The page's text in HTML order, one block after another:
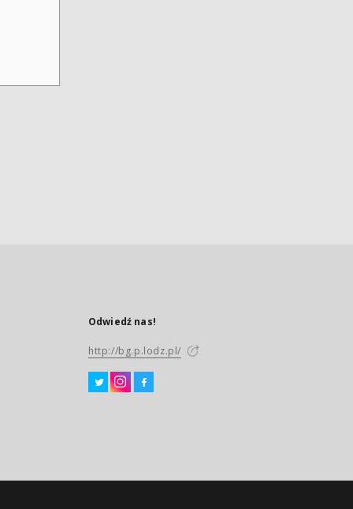
Odwiedź nas!
http://bg.p.lodz.pl/